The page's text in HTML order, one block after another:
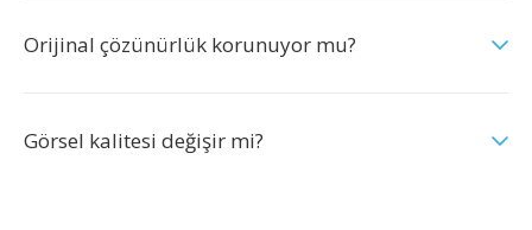
Orijinal çözünürlük korunuyor mu?
Görsel kalitesi değişir mi?